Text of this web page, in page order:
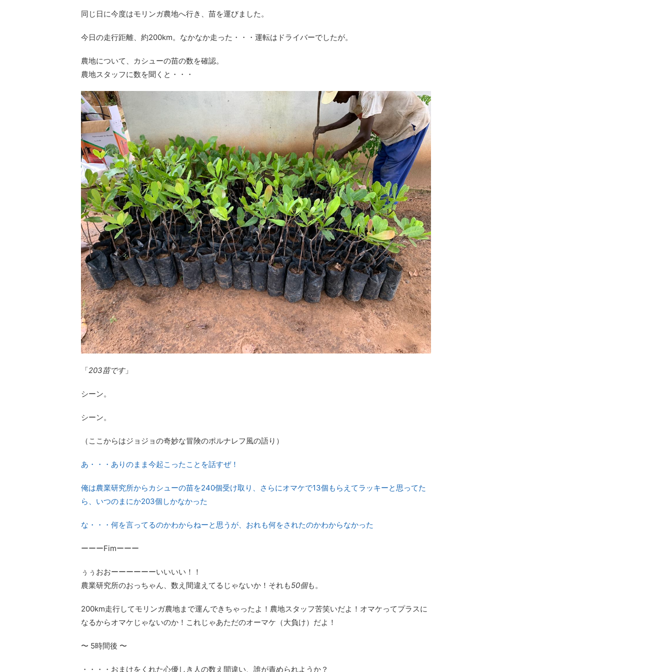
同じ日に今度はモリンガ農地へ行き、苗を運びました。
今日の走行距離、約200km。なかなか走った・・・運転はドライバーでしたが。
農地について、カシューの苗の数を確認。
農地スタッフに数を聞くと・・・
「203苗です」
シーン。
シーン。
（ここからはジョジョの奇妙な冒険のポルナレフ風の語り）
あ・・・ありのまま今起こったことを話すぜ！
俺は農業研究所からカシューの苗を240個受け取り、さらにオマケで13個もらえてラッキーと思ってた
ら、いつのまにか203個しかなかった
な・・・何を言ってるのかわからねーと思うが、おれも何をされたのかわからなかった
ーーーFimーーー
ぅぅおおーーーーーーいいいい！！
農業研究所のおっちゃん、数え間違えてるじゃないか！それも50個も。
200km走行してモリンガ農地まで運んできちゃったよ！農地スタッフ苦笑いだよ！オマケってプラスに
なるからオマケじゃないのか！これじゃあただのオーマケ（大負け）だよ！
〜 5時間後 〜
・・・・おまけをくれた心優しき人の数え間違い、誰が責められようか？